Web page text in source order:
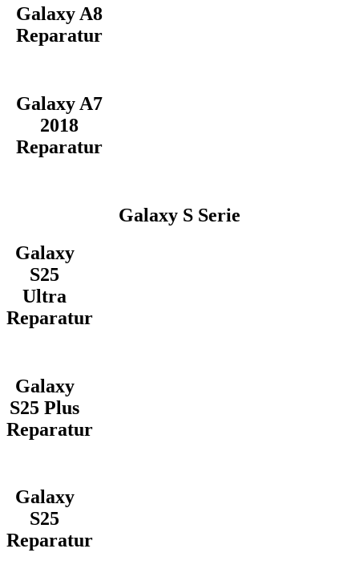
Galaxy A8
Reparatur
Galaxy A7
2018
Reparatur
Galaxy S Serie
Galaxy
S25
Ultra
Reparatur
Galaxy
S25 Plus
Reparatur
Galaxy
S25
Reparatur